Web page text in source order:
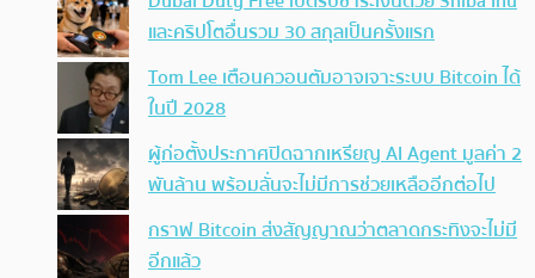
และคริปโตอื่นรวม 30 สกุลเป็นครั้งแรก
Tom Lee เตือนควอนตัมอาจเจาะระบบ Bitcoin ได้
ในปี 2028
ผู้ก่อตั้งประกาศปิดฉากเหรียญ AI Agent มูลค่า 2
พันล้าน พร้อมลั่นจะไม่มีการช่วยเหลืออีกต่อไป
กราฟ Bitcoin ส่งสัญญาณว่าตลาดกระทิงจะไม่มี
อีกแล้ว